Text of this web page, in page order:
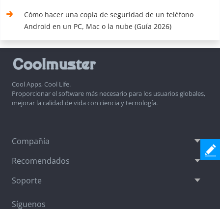
Cómo hacer una copia de seguridad de un teléfono
Android en un PC, Mac o la nube (Guía 2026)
Cool Apps, Cool Life.
Proporcionar el software más necesario para los usuarios globales,
mejorar la calidad de vida con ciencia y tecnología.
Compañía
Recomendados
Soporte
Síguenos